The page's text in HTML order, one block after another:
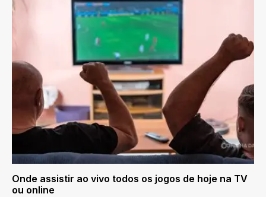
Onde assistir ao vivo todos os jogos de hoje na TV
ou online